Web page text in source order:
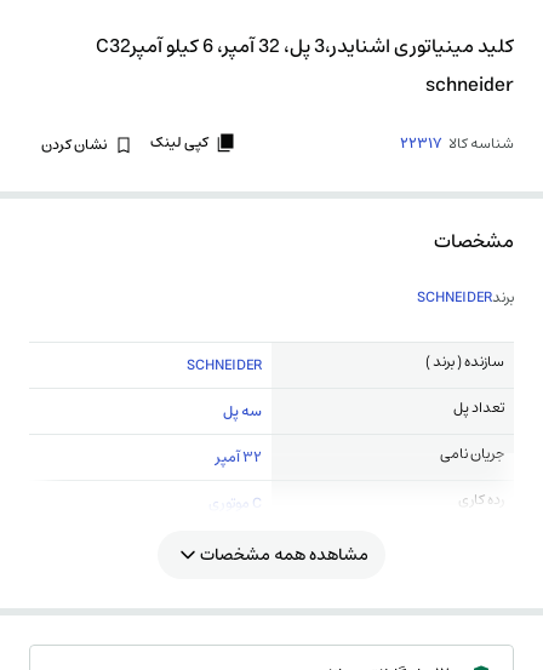
کلید مینیاتوری اشنایدر،3 پل، 32 آمپر، 6 کیلو آمپرC32
schneider
شناسه کالا 22317 کپی لینک نشان کردن
مشخصات
برندSCHNEIDER
سازنده ( برند )
SCHNEIDER
تعداد پل
سه پل
جریان نامی
32 آمپر
رده کاری
C موتوری
مشاهده همه مشخصات